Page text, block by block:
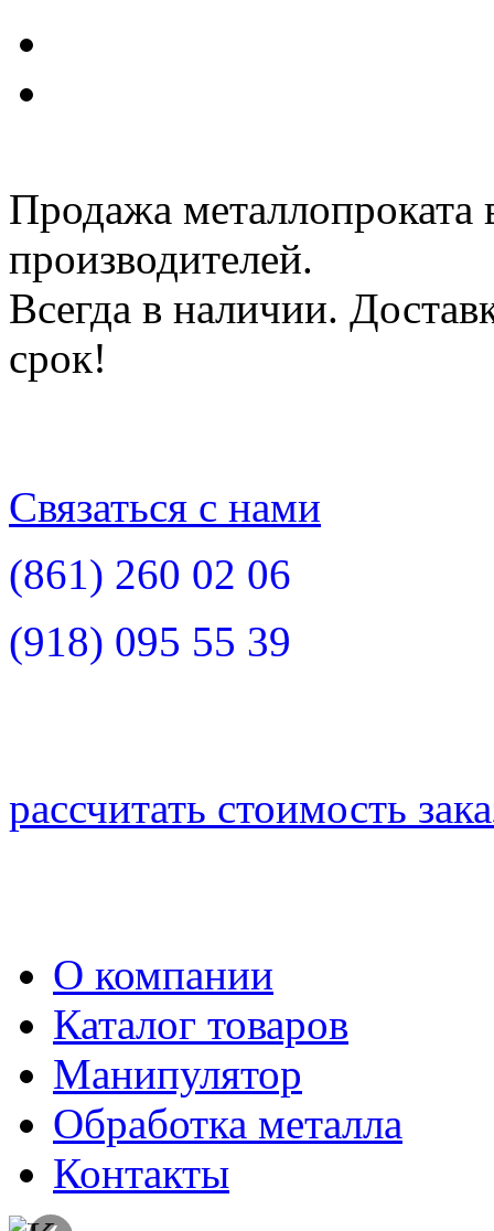
Продажа
производителей.
Всегда в наличии.
срок!
Связаться с нами
(861) 260 02 06
(918) 095 55 39
рассчитать стоимость
О компании
Каталог товаров
Манипулятор
Обработка металла
Контакты